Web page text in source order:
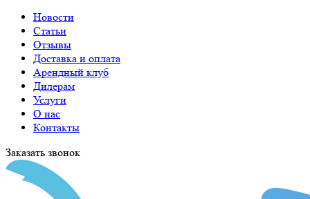
Новости
Статьи
Отзывы
Доставка и оплата
Арендный клуб
Дилерам
Услуги
О нас
Контакты
Заказать звонок